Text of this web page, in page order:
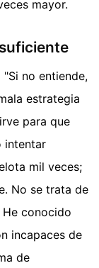
mayor.
no entiende,
estrategia
para que
intentar
mil veces;
No se trata de
conocido
incapaces de
de